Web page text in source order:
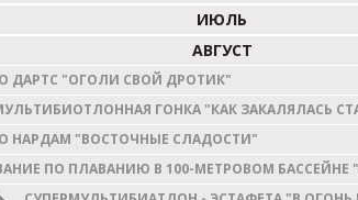
ИЮЛЬ
АВГУСТ
ДАРТС "ОГОЛИ СВОЙ ДРОТИК"
ГОНКА "КАК ЗАКАЛЯЛАСЬ
НАРДАМ "ВОСТОЧНЫЕ СЛАДОСТИ"
ПО ПЛАВАНИЮ В 100-МЕТРОВОМ БАССЕЙНЕ